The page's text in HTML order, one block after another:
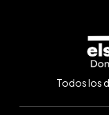
Todos los